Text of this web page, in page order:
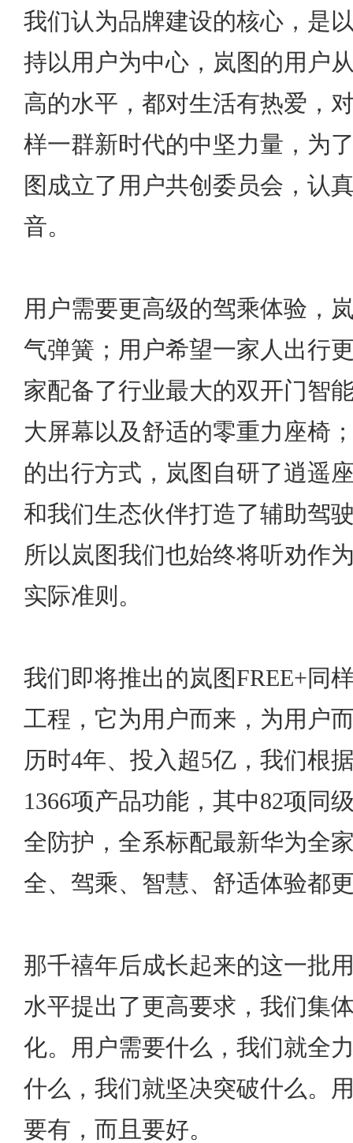
我们认为品牌建设的核心，是
持以用户为中心，岚图的用户
高的水平，都对生活有热爱，
样一群新时代的中坚力量，为
图成立了用户共创委员会，认
音。
用户需要更高级的驾乘体验，
气弹簧；用户希望一家人出行
家配备了行业最大的双开门智
大屏幕以及舒适的零重力座椅
的出行方式，岚图自研了逍遥
和我们生态伙伴打造了辅助驾
所以岚图我们也始终将听劝作
实际准则。
我们即将推出的岚图FREE+同
工程，它为用户而来，为用户
历时4年、投入超5亿，我们根
1366项产品功能，其中82项同
全防护，全系标配最新华为全
全、驾乘、智慧、舒适体验都
那千禧年后成长起来的这一批
水平提出了更高要求，我们集
化。用户需要什么，我们就全
什么，我们就坚决突破什么。
要有，而且要好。